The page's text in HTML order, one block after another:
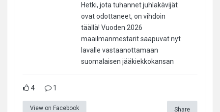
Hetki, jota tuhannet juhlakävijät
ovat odottaneet, on vihdoin
täällä! Vuoden 2026
maailmanmestarit saapuvat nyt
lavalle vastaanottamaan
suomalaisen jääkiekkokansan
4 1
View on Facebook Share